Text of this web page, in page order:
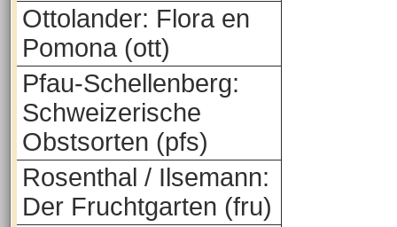
Ottolander: Flora en
Pomona (ott)
Pfau-Schellenberg:
Schweizerische
Obstsorten (pfs)
Rosenthal / Ilsemann:
Der Fruchtgarten (fru)